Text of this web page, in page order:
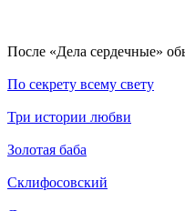
По­сле «Дела сердечные»
По секрету всему свету
Три истории любви
Золотая баба
Склифосовский